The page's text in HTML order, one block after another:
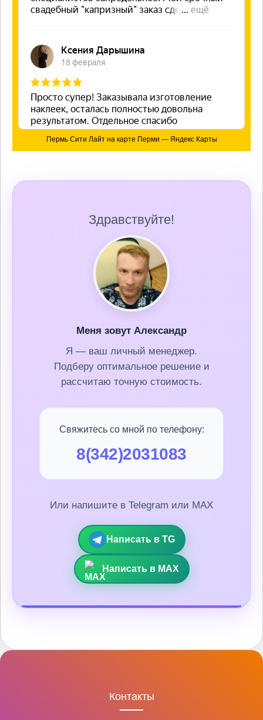
Пермь Сити Лайт на карте Перми — Яндекс Карты
Здравствуйте!
Меня зовут Александр
Я — ваш личный менеджер.
Подберу оптимальное решение и
рассчитаю точную стоимость.
Свяжитесь со мной по телефону:
8(342)2031083
Или напишите в Telegram или MAX
Написать в TG
Написать в MAX
Контакты